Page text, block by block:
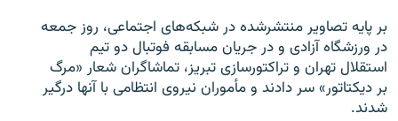
بر پایه تصاویر منتشرشده در شبکه‌های اجتماعی، روز جمعه
در ورزشگاه آزادی و در جریان مسابقه فوتبال دو تیم
استقلال تهران و تراکتورسازی تبریز، تماشاگران شعار «مرگ
بر دیکتاتور» سر دادند و مأموران نیروی انتظامی با آنها درگیر
شدند.